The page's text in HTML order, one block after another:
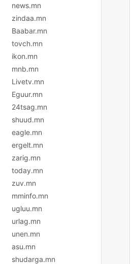
news.mn
zindaa.mn
Baabar.mn
tovch.mn
ikon.mn
mnb.mn
Livetv.mn
Eguur.mn
24tsag.mn
shuud.mn
eagle.mn
ergelt.mn
zarig.mn
today.mn
zuv.mn
mminfo.mn
ugluu.mn
urlag.mn
unen.mn
asu.mn
shudarga.mn